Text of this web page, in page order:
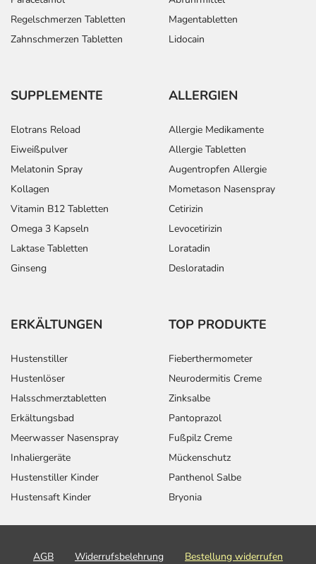
Regelschmerzen Tabletten
Zahnschmerzen Tabletten
Magentabletten
Lidocain
SUPPLEMENTE
Elotrans Reload
Eiweißpulver
Melatonin Spray
Kollagen
Vitamin B12 Tabletten
Omega 3 Kapseln
Laktase Tabletten
Ginseng
ALLERGIEN
Allergie Medikamente
Allergie Tabletten
Augentropfen Allergie
Mometason Nasenspray
Cetirizin
Levocetirizin
Loratadin
Desloratadin
ERKÄLTUNGEN
Hustenstiller
Hustenlöser
Halsschmerztabletten
Erkältungsbad
Meerwasser Nasenspray
Inhaliergeräte
Hustenstiller Kinder
Hustensaft Kinder
TOP PRODUKTE
Fieberthermometer
Neurodermitis Creme
Zinksalbe
Pantoprazol
Fußpilz Creme
Mückenschutz
Panthenol Salbe
Bryonia
AGB Widerrufsbelehrung
Bestellung widerrufen